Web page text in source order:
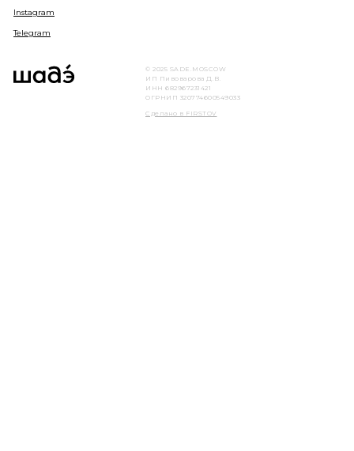
Instagram
Telegram
© 2025 SADE.MOSCOW
ИП Пивоварова Д.В.
ИНН 682967231421
ОГРНИП 320774600549033
Сделано в FIRSTOV